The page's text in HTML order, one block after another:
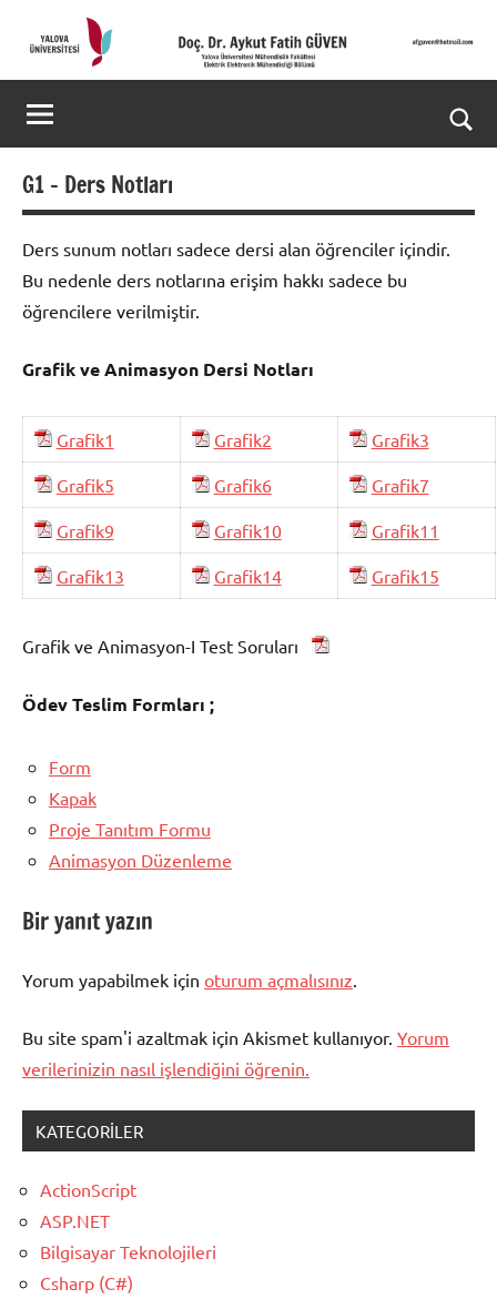
Doç.
Dr.
Aykut
GÜVEN-
World's
top
2%
scientists
2025
Web
Sitesi
aç/
G1 – Ders Notları
Ders sunum notları sadece dersi alan öğrenciler içindir.
Bu nedenle ders notlarına erişim hakkı sadece bu
öğrencilere verilmiştir.
Grafik ve Animasyon Dersi Notları
Grafik1 Grafik2 Grafik3
Grafik5 Grafik6 Grafik7
Grafik9 Grafik10 Grafik11
Grafik13 Grafik14 Grafik15
Grafik ve Animasyon-I Test Soruları
Ödev Teslim Formları ;
Form
Kapak
Proje Tanıtım Formu
Animasyon Düzenleme
Bir yanıt yazın
Yorum yapabilmek için oturum açmalısınız.
Bu site spam'i azaltmak için Akismet kullanıyor. Yorum
verilerinizin nasıl işlendiğini öğrenin.
KATEGORILER
ActionScript
ASP.NET
Bilgisayar Teknolojileri
Csharp (C#)